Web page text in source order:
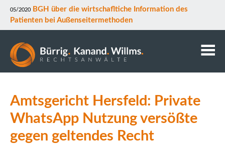
05/2020
BGH über die wirtschafltiche Information des
Patienten bei Außenseitermethoden
Anwälte
Mitarbeiter
Downloads
Amtsgericht Hersfeld: Private
WhatsApp Nutzung versößte
gegen geltendes Recht